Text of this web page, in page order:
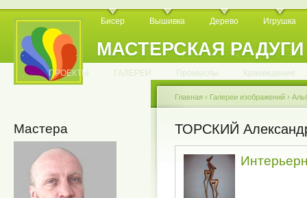
МАСТЕРСКАЯ РАДУГИ
Бисер Вышивка Дерево Игрушка
. . . . . . . . . . .
. ПРОЕКТЫ ГАЛЕРЕИ Промыслы Краеведение
Мастера
Главная › Галереи изображений ›
ТОРСКИЙ